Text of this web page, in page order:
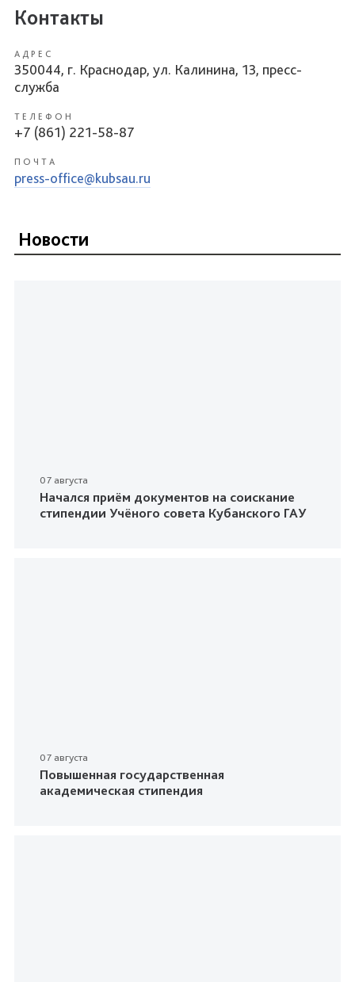
Контакты
АДРЕС
350044, г. Краснодар, ул. Калинина, 13, пресс-
служба
ТЕЛЕФОН
+7 (861) 221-58-87
ПОЧТА
press-office@kubsau.ru
Новости
07 августа
Начался приём документов на соискание
стипендии Учёного совета Кубанского ГАУ
07 августа
Повышенная государственная
академическая стипендия